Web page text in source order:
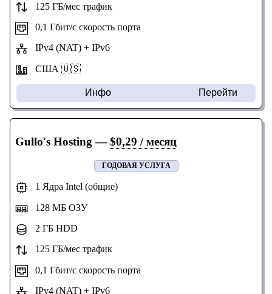
125 ГБ/мес трафик
0,1 Гбит/с скорость порта
IPv4 (NAT) + IPv6
США 🇺🇸
Инфо Перейти
Gullo's Hosting —$0,29 / месяц
ГОДОВАЯ УСЛУГА
1 Ядра Intel (общие)
128 МБ ОЗУ
2 ГБ HDD
125 ГБ/мес трафик
0,1 Гбит/с скорость порта
IPv4 (NAT) + IPv6